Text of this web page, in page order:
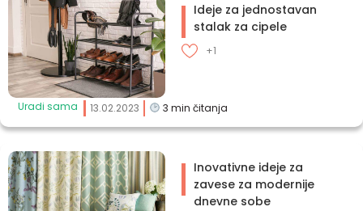
Uradi sama 13.02.2023 3 min čitanja
Ideje za jednostavan
stalak za cipele
+1
Inovativne ideje za
zavese za modernije
dnevne sobe